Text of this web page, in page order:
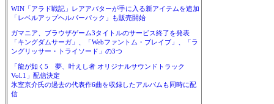
WIN「アラド戦記」レアアバターが手に入る新アイテムを追加
「レベルアップヘルパーパック」も販売開始
ガマニア、ブラウザゲーム3タイトルのサービス終了を発表
「キングダムサーガ」、「Webファントム・ブレイブ」、「ラ
ングリッサー・トライソード」の3つ
「龍が如く5 夢、叶えし者 オリジナルサウンドトラック
Vol.1」配信決定
氷室京介氏の過去の代表作6曲を収録したアルバムも同時に配
信